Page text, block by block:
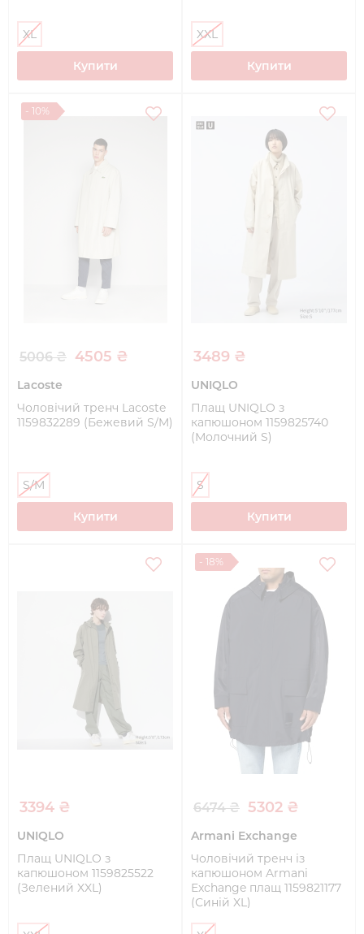
XL
Купити
XXL
Купити
- 10%
5006 ₴ 4505 ₴
Lacoste
Чоловічий тренч Lacoste
1159832289 (Бежевий S/M)
S/M
Купити
3489 ₴
UNIQLO
Плащ UNIQLO з
капюшоном 1159825740
(Молочний S)
S
Купити
3394 ₴
UNIQLO
Плащ UNIQLO з
капюшоном 1159825522
(Зелений XXL)
- 18%
6474 ₴ 5302 ₴
Armani Exchange
Чоловічий тренч із
капюшоном Armani
Exchange плащ 1159821177
(Синій XL)